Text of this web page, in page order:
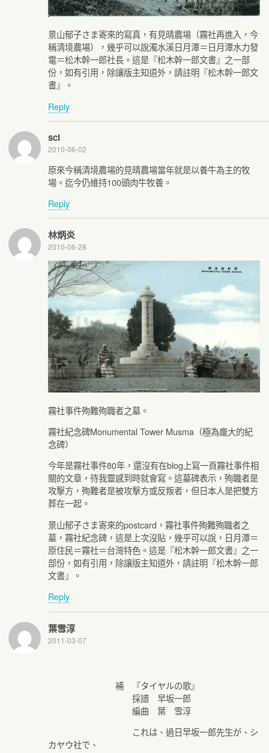
景山郁子さま寄來的寫真，有見晴農場（霧社再進入，今
稱清境農場），幾乎可以說濁水溪日月潭＝日月潭水力發
電＝松木幹一郎社長。這是『松木幹一郎文書』之一部
份，如有引用，除讓版主知道外，請註明『松木幹一郎文
書』。
Reply
scl
2010-06-02
原來今稱清境農場的見晴農場當年就是以養牛為主的牧
場。迄今仍維持100頭肉牛牧養。
Reply
林炳炎
2010-06-28
霧社事件殉難殉職者之墓。
霧社紀念碑Monumental Tower Musma（極為龐大的紀
念碑）
今年是霧社事件80年，還沒有在blog上寫一頁霧社事件相
關的文章，待我靈感到時就會寫。這墓碑表示，殉職者是
攻擊方，殉難者是被攻擊方或反叛者，但日本人是把雙方
葬在一起。
景山郁子さま寄來的postcard，霧社事件殉難殉職者之
墓，霧社紀念碑，這是上次沒貼，幾乎可以說，日月潭＝
原住民＝霧社＝台灣特色。這是『松木幹一郎文書』之一
部份，如有引用，除讓版主知道外，請註明『松木幹一郎
文書』。
Reply
葉雪淳
2011-03-07
補 『タイヤルの歌』
採譜 早坂一郎
編曲 葉 雪淳
これは、過日早坂一郎先生が、シ
カヤウ社で、